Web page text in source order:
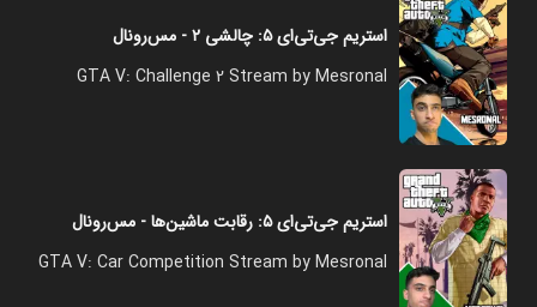
استریم جی‌تی‌ای ۵: چالشی ۲ - مس‌رونال
GTA V: Challenge 2 Stream by Mesronal
استریم جی‌تی‌ای ۵: رقابت ماشین‌ها - مس‌رونال
GTA V: Car Competition Stream by Mesronal